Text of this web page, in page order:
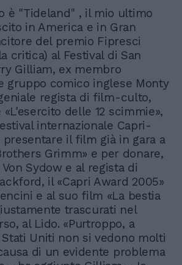
è "Tideland" , il mio ultimo
in America e in Gran
del premio Fipresci
critica) al Festival di San
Gilliam, ex membro
gruppo comico inglese Monty
regista di film-culto,
«L'esercito delle 12 scimmie»,
internazionale Capri-
il film già in gara a
Grimm» e per donare,
Sydow e al regista di
il «Capri Award 2005»
e al suo film «La bestia
trascurati nel
al Lido. «Purtroppo, a
Uniti non si vedono molti
di un evidente problema